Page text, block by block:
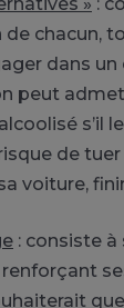
» :
de chacun,
dans
peut
s’il
de
voiture,
: consiste